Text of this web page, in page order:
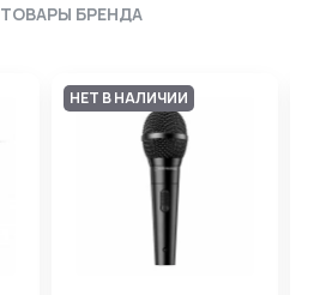
ТОВАРЫ БРЕНДА
НЕТ В НАЛИЧИИ